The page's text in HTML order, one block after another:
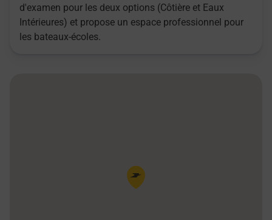
d'examen pour les deux options (Côtière et Eaux
Intérieures) et propose un espace professionnel pour
les bateaux-écoles.
Pin de la carte